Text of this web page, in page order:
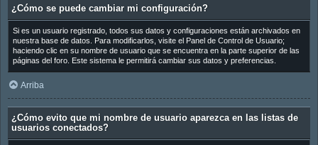
¿Cómo se puede cambiar mi configuración?
Si es un usuario registrado, todos sus datos y configuraciones están archivados en
nuestra base de datos. Para modificarlos, visite el Panel de Control de Usuario;
haciendo clic en su nombre de usuario que se encuentra en la parte superior de las
páginas del foro. Este sistema le permitirá cambiar sus datos y preferencias.
Arriba
¿Cómo evito que mi nombre de usuario aparezca en las listas de
usuarios conectados?